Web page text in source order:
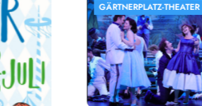
AUS DER VERWALTUNG